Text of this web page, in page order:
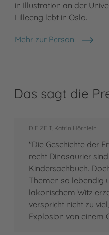
in Illustration an der
Lilleeng lebt in Oslo.
Mehr zur Person
Sigbjørn Lilleeng
Das sagt die
DIE ZEIT, Katrin Hörnlein
"Die Geschichte der
recht Dinosaurier
Kindersachbuch.
Themen so lebendig
lakonischem Witz
verspricht nicht zu
Explosion von einem